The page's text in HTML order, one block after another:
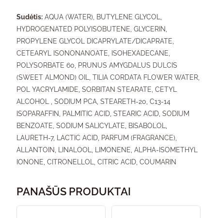
Sudėtis: AQUA (WATER), BUTYLENE GLYCOL,
HYDROGENATED POLYISOBUTENE, GLYCERIN,
PROPYLENE GLYCOL DICAPRYLATE/DICAPRATE,
CETEARYL ISONONANOATE, ISOHEXADECANE,
POLYSORBATE 60, PRUNUS AMYGDALUS DULCIS
(SWEET ALMOND) OIL, TILIA CORDATA FLOWER WATER,
POL YACRYLAMIDE, SORBITAN STEARATE, CETYL
ALCOHOL , SODIUM PCA, STEARETH-20, C13-14
ISOPARAFFIN, PALMITIC ACID, STEARIC ACID, SODIUM
BENZOATE, SODIUM SALICYLATE, BISABOLOL,
LAURETH-7, LACTIC ACID, PARFUM (FRAGRANCE),
ALLANTOIN, LINALOOL, LIMONENE, ALPHA-ISOMETHYL
IONONE, CITRONELLOL, CITRIC ACID, COUMARIN
PANAŠŪS PRODUKTAI